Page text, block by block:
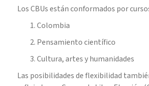
pública.
Los CBUs están conformados por
Colombia
Pensamiento científico
Cultura, artes y humanidades
Las posibilidades de flexibilidad